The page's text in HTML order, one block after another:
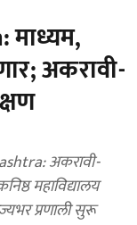
अकरावी-
अकरावी-
महाविद्यालय
प्रणाली सुरू